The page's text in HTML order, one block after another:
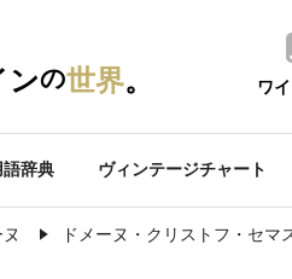
ンの世界。 ワ
辞典 ヴィンテージチャート
ドメーヌ・クリストフ・セマ